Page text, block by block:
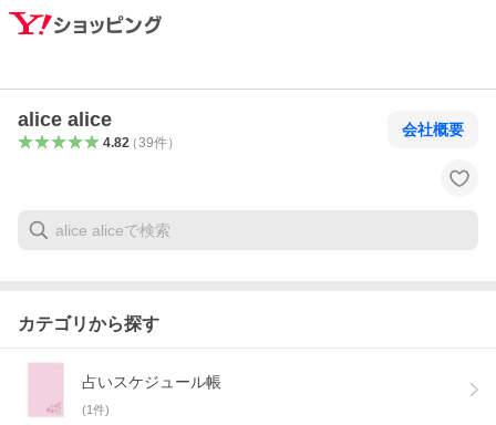
alice alice
4.82（39件）
会社概要
カテゴリから探す
占いスケジュール帳
(1件)